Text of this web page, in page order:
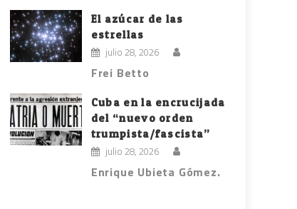
El azúcar de las
estrellas
julio 28, 2026
Frei Betto
Cuba en la encrucijada
del “nuevo orden
trumpista/fascista”
julio 28, 2026
Enrique Ubieta Gómez.